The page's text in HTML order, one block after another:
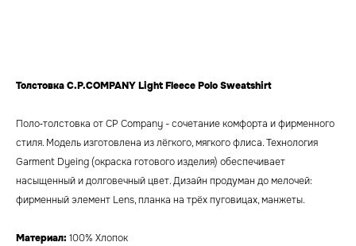
Толстовка C.P.COMPANY Light Fleece Polo Sweatshirt
Поло‑толстовка от CP Company - сочетание комфорта и фирменного
стиля. Модель изготовлена из лёгкого, мягкого флиса. Технология
Garment Dyeing (окраска готового изделия) обеспечивает
насыщенный и долговечный цвет. Дизайн продуман до мелочей:
фирменный элемент Lens, планка на трёх пуговицах, манжеты.
Материал: 100% Хлопок